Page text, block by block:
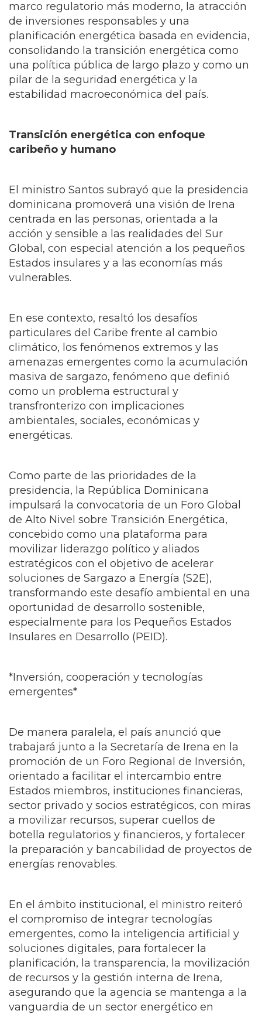
este progreso ha sido posible gracias a un
marco regulatorio más moderno, la atracción
de inversiones responsables y una
planificación energética basada en evidencia,
consolidando la transición energética como
una política pública de largo plazo y como un
pilar de la seguridad energética y la
Transición energética con enfoque
El ministro Santos subrayó que la presidencia
dominicana promoverá una visión de Irena
centrada en las personas, orientada a la
acción y sensible a las realidades del Sur
Global, con especial atención a los pequeños
Estados insulares y a las economías más
En ese contexto, resaltó los desafíos
particulares del Caribe frente al cambio
climático, los fenómenos extremos y las
amenazas emergentes como la acumulación
masiva de sargazo, fenómeno que definió
como un problema estructural y
transfronterizo con implicaciones
ambientales, sociales, económicas y
Como parte de las prioridades de la
presidencia, la República Dominicana
impulsará la convocatoria de un Foro Global
de Alto Nivel sobre Transición Energética,
concebido como una plataforma para
movilizar liderazgo político y aliados
estratégicos con el objetivo de acelerar
soluciones de Sargazo a Energía (S2E),
transformando este desafío ambiental en una
oportunidad de desarrollo sostenible,
especialmente para los Pequeños Estados
*Inversión, cooperación y tecnologías
De manera paralela, el país anunció que
trabajará junto a la Secretaría de Irena en la
promoción de un Foro Regional de Inversión,
orientado a facilitar el intercambio entre
Estados miembros, instituciones financieras,
sector privado y socios estratégicos, con miras
a movilizar recursos, superar cuellos de
botella regulatorios y financieros, y fortalecer
la preparación y bancabilidad de proyectos de
En el ámbito institucional, el ministro reiteró
el compromiso de integrar tecnologías
emergentes, como la inteligencia artificial y
soluciones digitales, para fortalecer la
planificación, la transparencia, la movilización
de recursos y la gestión interna de Irena,
asegurando que la agencia se mantenga a la